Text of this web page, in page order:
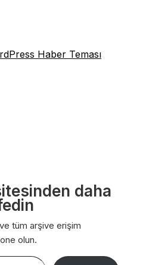
Haber Teması
daha
tüm arşive erişim
olun.